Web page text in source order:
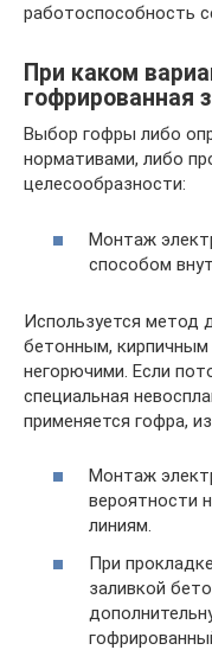
работоспособность
При каком
гофрированная
Выбор гофры либо
нормативами, либо
целесообразности:
Монтаж
способом
Используется метод
бетонным,
негорючими. Если
специальная
применяется гофра,
Монтаж
вероятности
линиям.
При
заливкой